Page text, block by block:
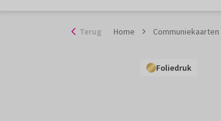
Terug Home Communiekaarten
Foliedruk
Foliedruk
Foliedruk